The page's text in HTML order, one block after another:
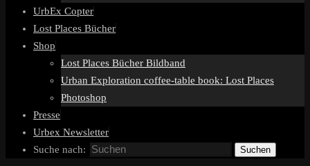
UrbEx Copter
Lost Places Bücher
Shop
Lost Places Bücher Bildband
Urban Exploration coffee-table book: Lost Places
Photoshop
Presse
Urbex Newsletter
Suche nach:
Suchen